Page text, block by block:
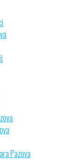
Pazova